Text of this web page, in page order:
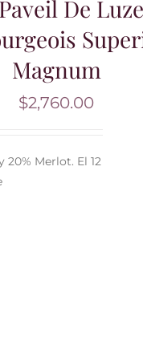
De
Magnum
$2,760.00
20% Merlot. El 12